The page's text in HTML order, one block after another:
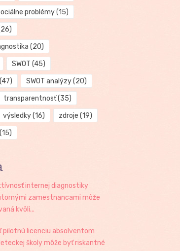
problémy(15)
(20)
SWOT (45)
(47) SWOT analýzy(20)
transparentnosť(35)
výsledky(16) zdroje (19)
internej diagnostiky
zamestnancami môže
kvôli...
pilotnú licenciu absolventom
školy môže byť riskantné